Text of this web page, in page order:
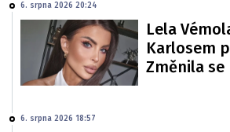
6. srpna 2026 20:24
Lela
Karlosem
Změnila
6. srpna 2026 18:57